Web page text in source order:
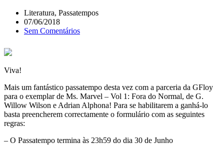
Literatura, Passatempos
07/06/2018
Sem Comentários
Viva!
Mais um fantástico passatempo desta vez com a parceria da GFloy
para o exemplar de Ms. Marvel – Vol 1: Fora do Normal, de G.
Willow Wilson e Adrian Alphona! Para se habilitarem a ganhá-lo
basta preencherem correctamente o formulário com as seguintes
regras:
– O Passatempo termina às 23h59 do dia 30 de Junho